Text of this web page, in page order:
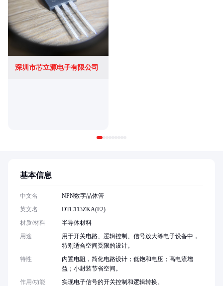
深圳市芯立源电子有限公司
基本信息
中文名
NPN数字晶体管
英文名
DTC113ZKA(E2)
材质/材料
半导体材料
用途
用于开关电路、逻辑控制、信号放大等电子设备中，
特别适合空间受限的设计。
特性
内置电阻，简化电路设计；低饱和电压；高电流增
益；小封装节省空间。
作用/功能
实现电子信号的开关控制和逻辑转换。